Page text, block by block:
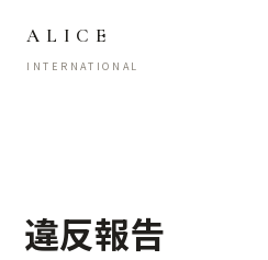
ALICE
INTERNATIONAL
違反報告